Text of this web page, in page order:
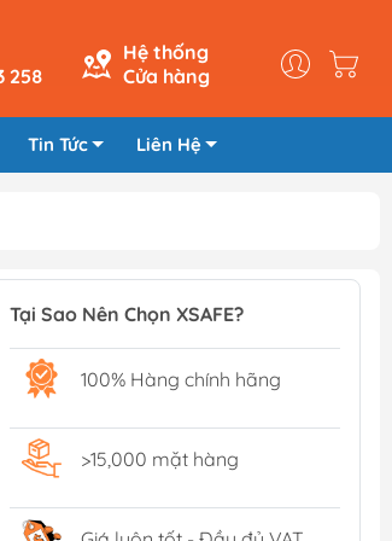
258
Hệ thống
Cửa hàng
Tin Tức Liên Hệ
Tại Sao Nên Chọn XSAFE?
100% Hàng chính hãng
>15,000 mặt hàng